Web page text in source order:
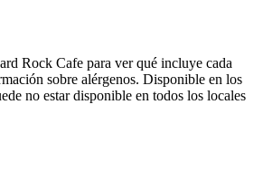
Rock Cafe para ver qué incluye cada
sobre alérgenos. Disponible en los
no estar disponible en todos los locales